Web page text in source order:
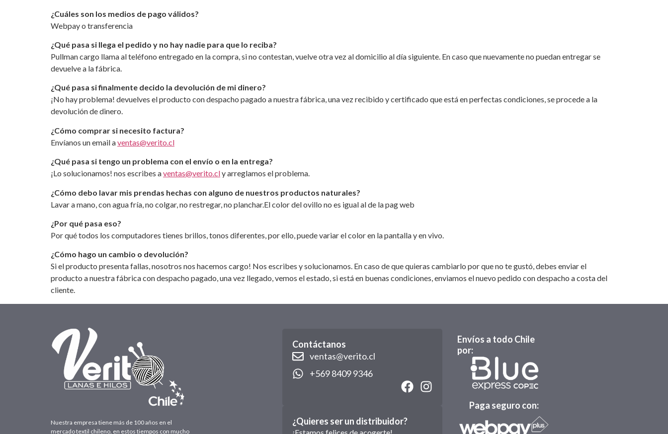
¿Cuáles son los medios de pago válidos?
Webpay o transferencia
¿Qué pasa si llega el pedido y no hay nadie para que lo reciba?
Pullman cargo llama al teléfono entregado en la compra, si no contestan, vuelve otra vez al domicilio al día siguiente. En caso que nuevamente no puedan entregar se
devuelve a la fábrica.
¿Qué pasa si finalmente decido la devolución de mi dinero?
¡No hay problema! devuelves el producto con despacho pagado a nuestra fábrica, una vez recibido y certificado que está en perfectas condiciones, se procede a la
devolución de dinero.
¿Cómo comprar si necesito factura?
Envíanos un email aventas@verito.cl
¿Qué pasa si tengo un problema con el envío o en la entrega?
¡Lo solucionamos! nos escribes aventas@verito.cly arreglamos el problema.
¿Cómo debo lavar mis prendas hechas con alguno de nuestros productos naturales?
Lavar a mano, con agua fría, no colgar, no restregar, no planchar.El color del ovillo no es igual al de la pag web
¿Por qué pasa eso?
Por qué todos los computadores tienes brillos, tonos diferentes, por ello, puede variar el color en la pantalla y en vivo.
¿Cómo hago un cambio o devolución?
Si el producto presenta fallas, nosotros nos hacemos cargo! Nos escribes y solucionamos. En caso de que quieras cambiarlo por que no te gustó, debes enviar el
producto a nuestra fábrica con despacho pagado, una vez llegado, vemos el estado, si está en buenas condiciones, enviamos el nuevo pedido con despacho a costa del
cliente.
Nuestra empresa tiene más de 100 años en el
mercado textil chileno, en estos tiempos con mucho
Contáctanos
ventas@verito.cl
+569 8409 9346
¿Quieres ser un distribuidor?
Envíos a todo Chile
por:
Paga seguro con: